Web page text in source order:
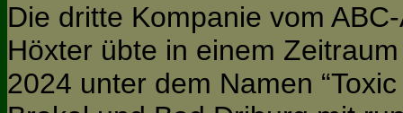
Die dritte Kompanie vom
Höxter übte in einem
2024 unter dem Namen